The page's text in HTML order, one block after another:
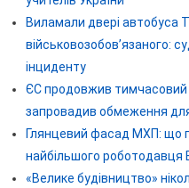
Виламали двері автобуса
військовозобов’язаного:
інциденту
ЄС продовжив тимчасовий
запровадив обмеження
Глянцевий фасад МХП: що
найбільшого роботодавця
«Велике будівництво»